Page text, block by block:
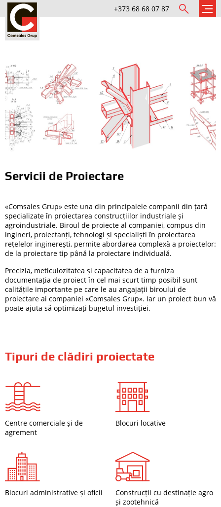
+373 68 68 07 87
Servicii de Proiectare
«Comsales Grup» este una din principalele companii din țară
specializate în proiectarea construcțiilor industriale și
agroindustriale. Biroul de proiecte al companiei, compus din
ingineri, proiectanți, tehnologi și specialiști în proiectarea
rețelelor inginerești, permite abordarea complexă a proiectelor:
de la proiectare tip până la proiectare individuală.
Precizia, meticulozitatea și capacitatea de a furniza
documentația de proiect în cel mai scurt timp posibil sunt
calitățile importante pe care le au angajații biroului de
proiectare ai companiei «Comsales Grup». Iar un proiect bun vă
poate ajuta să optimizați bugetul investiției.
Tipuri de clădiri proiectate
Centre comerciale și de
agrement
Blocuri locative
Blocuri administrative și oficii
Construcții cu destinație agro
și zootehnică